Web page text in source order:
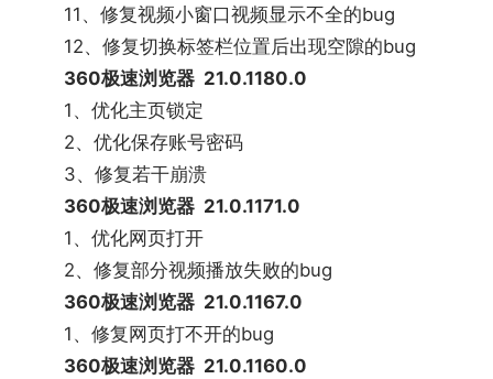
11、修复视频小窗口视频显示不全的bug
12、修复切换标签栏位置后出现空隙的bug
360极速浏览器 21.0.1180.0
1、优化主页锁定
2、优化保存账号密码
3、修复若干崩溃
360极速浏览器 21.0.1171.0
1、优化网页打开
2、修复部分视频播放失败的bug
360极速浏览器 21.0.1167.0
1、修复网页打不开的bug
360极速浏览器 21.0.1160.0